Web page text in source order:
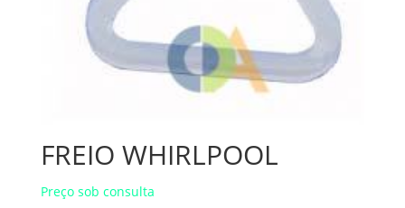
FREIO WHIRLPOOL
Preço sob consulta